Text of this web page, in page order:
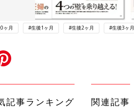
ヶ月 #生後1ヶ月 #生後2ヶ月 #生後3ヶ月
記事ランキング 関連記事